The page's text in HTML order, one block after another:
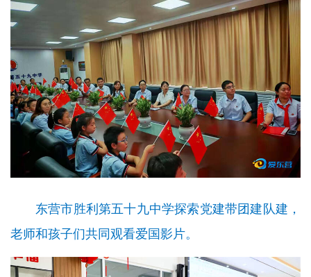
东营市胜利第五十九中学探索党建带团建队建，
老师和孩子们共同观看爱国影片。